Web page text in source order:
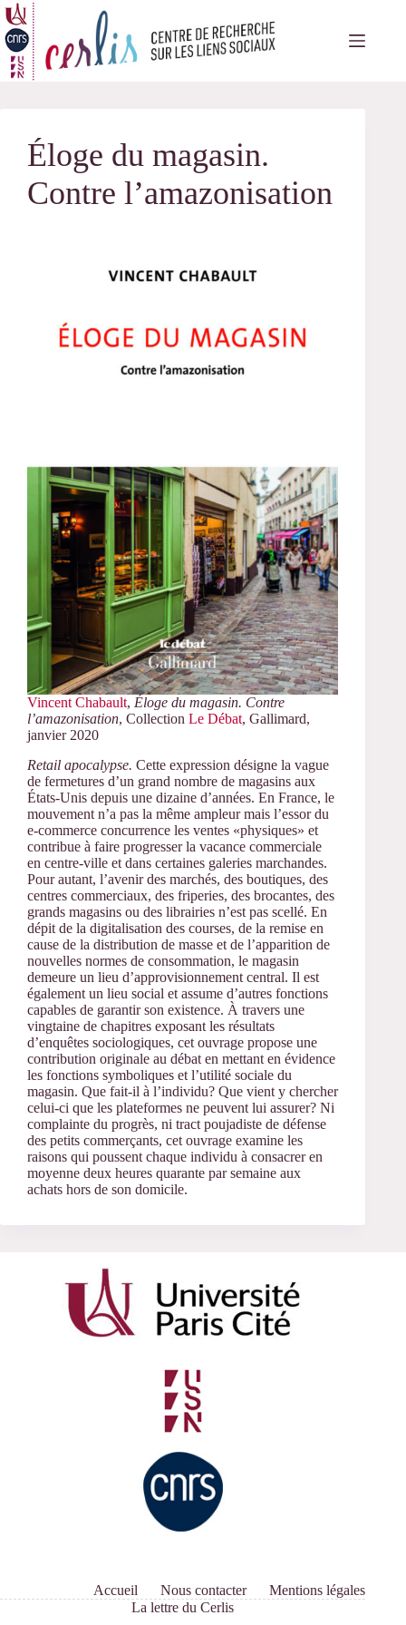
Passer
au
contenu
Éloge du magasin.
Contre l’amazonisation
Vincent Chabault, Éloge du magasin. Contre
l’amazonisation, Collection Le Débat, Gallimard,
janvier 2020
Retail apocalypse. Cette expression désigne la vague
de fermetures d’un grand nombre de magasins aux
États-Unis depuis une dizaine d’années. En France, le
mouvement n’a pas la même ampleur mais l’essor du
e-commerce concurrence les ventes «physiques» et
contribue à faire progresser la vacance commerciale
en centre-ville et dans certaines galeries marchandes.
Pour autant, l’avenir des marchés, des boutiques, des
centres commerciaux, des friperies, des brocantes, des
grands magasins ou des librairies n’est pas scellé. En
dépit de la digitalisation des courses, de la remise en
cause de la distribution de masse et de l’apparition de
nouvelles normes de consommation, le magasin
demeure un lieu d’approvisionnement central. Il est
également un lieu social et assume d’autres fonctions
capables de garantir son existence. À travers une
vingtaine de chapitres exposant les résultats
d’enquêtes sociologiques, cet ouvrage propose une
contribution originale au débat en mettant en évidence
les fonctions symboliques et l’utilité sociale du
magasin. Que fait-il à l’individu? Que vient y chercher
celui-ci que les plateformes ne peuvent lui assurer? Ni
complainte du progrès, ni tract poujadiste de défense
des petits commerçants, cet ouvrage examine les
raisons qui poussent chaque individu à consacrer en
moyenne deux heures quarante par semaine aux
achats hors de son domicile.
Accueil Nous contacter
Mentions légales
La lettre du Cerlis